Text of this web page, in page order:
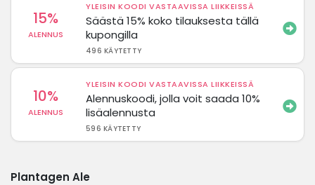
15%
ALENNUS
YLEISIN KOODI VASTAAVISSA LIIKKEISSÄ
Säästä 15% koko tilauksesta tällä
kupongilla
496 KÄYTETTY
10%
ALENNUS
YLEISIN KOODI VASTAAVISSA LIIKKEISSÄ
Alennuskoodi, jolla voit saada 10%
lisäalennusta
596 KÄYTETTY
Plantagen Ale